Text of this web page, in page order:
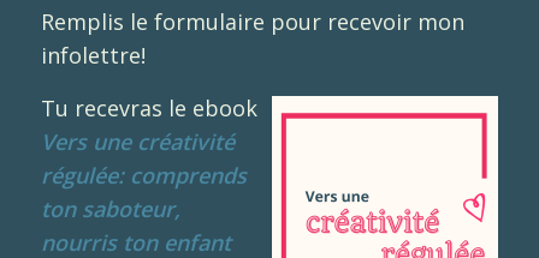
Remplis le formulaire pour recevoir mon
infolettre!
Tu recevras le ebook
Vers une créativité
régulée: comprends
ton saboteur,
nourris ton enfant